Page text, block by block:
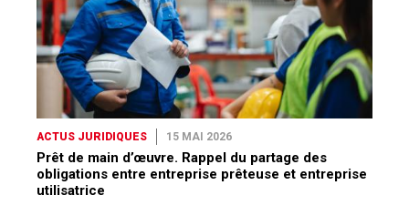
ACTUS JURIDIQUES 15 MAI 2026
Prêt de main d’œuvre. Rappel du partage des
obligations entre entreprise prêteuse et entreprise
utilisatrice